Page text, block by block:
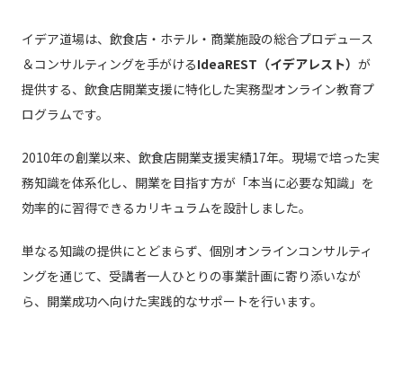
イデア道場は、飲食店・ホテル・商業施設の総合プロデュース
＆コンサルティングを手がけるIdeaREST（イデアレスト） が
提供する、飲食店開業支援に特化した実務型オンライン教育プ
ログラムです。
2010年の創業以来、飲食店開業支援実績17年。現場で培った実
務知識を体系化し、開業を目指す方が「本当に必要な知識」を
効率的に習得できるカリキュラムを設計しました。
単なる知識の提供にとどまらず、個別オンラインコンサルティ
ングを通じて、受講者一人ひとりの事業計画に寄り添いなが
ら、開業成功へ向けた実践的なサポートを行います。